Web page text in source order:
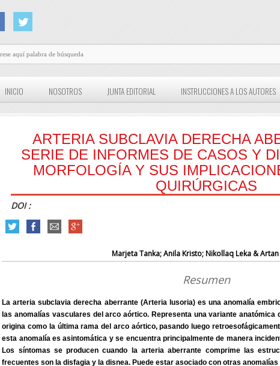
INICIO NOSOTROS JUNTA EDITORIAL INSTRUCCIONES A LOS AUTORES
ARTERIA SUBCLAVIA DERECHA
SERIE DE INFORMES DE CASOS Y
MORFOLOGÍA Y SUS
QUIRÚRGICAS
DOI :
Marjeta Tanka; Anila Kristo; Nikollaq Leka &
Resumen
La arteria subclavia derecha aberrante (Arteria lusoria) es una anomalía
las anomalías vasculares del arco aórtico. Representa una variante
origina como la última rama del arco aórtico, pasando luego
esta anomalía es asintomática y se encuentra principalmente de manera
Los síntomas se producen cuando la arteria aberrante comprime las
frecuentes son la disfagia y la disnea. Puede estar asociado con otras